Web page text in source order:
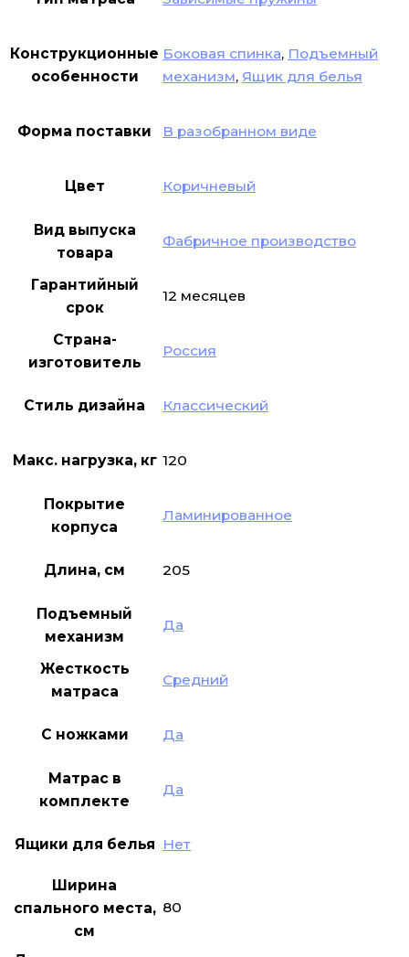
Конструкционные
особенности
Боковая спинка, Подъемный
механизм, Ящик для белья
Форма поставки В разобранном виде
Цвет Коричневый
Вид выпуска
товара
Фабричное производство
Гарантийный
срок
12 месяцев
Страна-
изготовитель
Россия
Стиль дизайна Классический
Макс. нагрузка, кг 120
Покрытие
корпуса
Ламинированное
Длина, см 205
Подъемный
механизм
Да
Жесткость
матраса
Средний
С ножками Да
Матрас в
комплекте
Да
Ящики для белья Нет
Ширина
спального места,
см
80